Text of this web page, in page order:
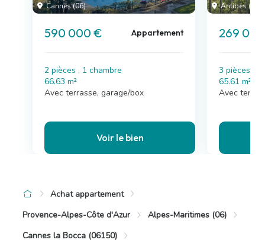
Cannes (06)
590 000 € Appartement
2 pièces , 1 chambre
66.63 m²
Avec terrasse, garage/box
Voir le bien
Antibes (06)
269
3 pièces , 2
65.61 m²
Avec
Achat appartement
Provence-Alpes-Côte d'Azur
Alpes-Maritimes (06)
Cannes la Bocca (06150)